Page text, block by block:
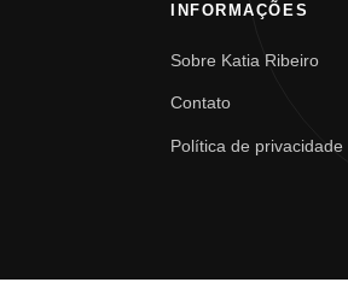
INFORMAÇÕES
Sobre Katia Ribeiro
Contato
Política de privacidade